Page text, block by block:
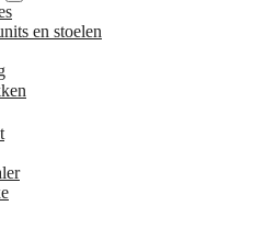
en stoelen